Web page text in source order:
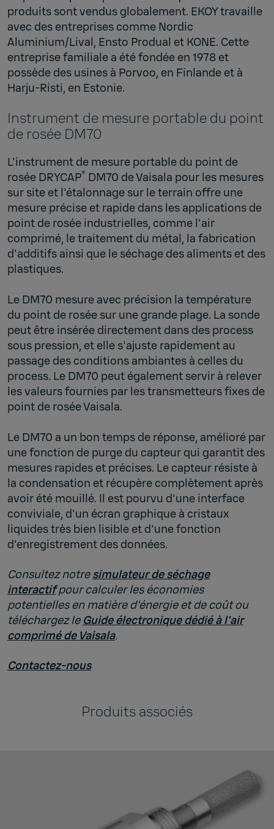
produits sont vendus globalement. EKOY travaille
avec des entreprises comme Nordic
Aluminium/Lival, Ensto Produal et KONE. Cette
entreprise familiale a été fondée en 1978 et
possède des usines à Porvoo, en Finlande et à
Harju-Risti, en Estonie.
Instrument de mesure portable du point
de rosée DM70
L'instrument de mesure portable du point de
rosée DRYCAP® DM70 de Vaisala pour les mesures
sur site et l'étalonnage sur le terrain offre une
mesure précise et rapide dans les applications de
point de rosée industrielles, comme l'air
comprimé, le traitement du métal, la fabrication
d'additifs ainsi que le séchage des aliments et des
plastiques.
Le DM70 mesure avec précision la température
du point de rosée sur une grande plage. La sonde
peut être insérée directement dans des process
sous pression, et elle s'ajuste rapidement au
passage des conditions ambiantes à celles du
process. Le DM70 peut également servir à relever
les valeurs fournies par les transmetteurs fixes de
point de rosée Vaisala.
Le DM70 a un bon temps de réponse, amélioré par
une fonction de purge du capteur qui garantit des
mesures rapides et précises. Le capteur résiste à
la condensation et récupère complètement après
avoir été mouillé. Il est pourvu d'une interface
conviviale, d'un écran graphique à cristaux
liquides très bien lisible et d'une fonction
d'enregistrement des données.
Consultez notresimulateur de séchage
interactifpour calculer les économies
potentielles en matière d'énergie et de coût ou
téléchargez le Guide électronique dédié à l'air
comprimé de Vaisala.
Contactez-nous
Produits associés